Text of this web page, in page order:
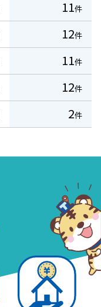
11件
12件
11件
12件
2件